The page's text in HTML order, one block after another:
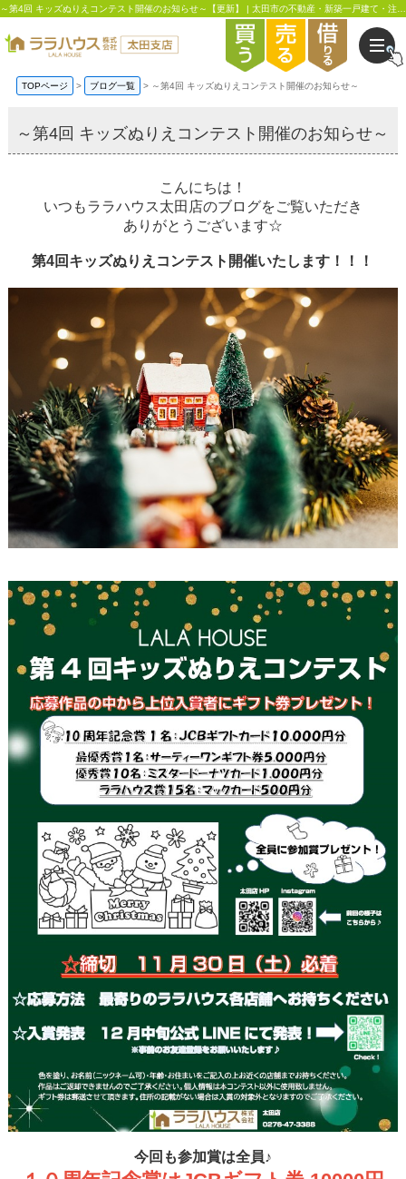
TOPページ ブログ一覧 ～第4回 キッズぬりえコンテスト開催のお知らせ～
～第4回 キッズぬりえコンテスト開催のお知らせ～
こんにちは！
いつもララハウス太田店のブログをご覧いただき
ありがとうございます☆
第4回キッズぬりえコンテスト開催いたします！！！
今回も参加賞は全員♪